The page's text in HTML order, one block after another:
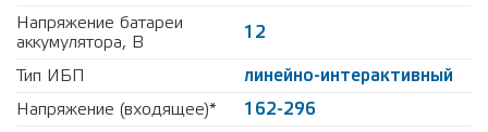
Напряжение батареи
аккумулятора, В
12
Тип ИБП
линейно-интерактивный
Напряжение (входящее)*
162-296